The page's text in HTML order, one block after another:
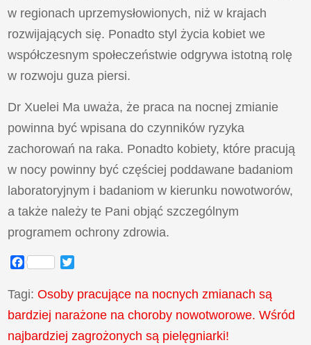
w regionach uprzemysłowionych, niż w krajach
rozwijających się. Ponadto styl życia kobiet we
współczesnym społeczeństwie odgrywa istotną rolę
w rozwoju guza piersi.
Dr Xuelei Ma uważa, że praca na nocnej zmianie
powinna być wpisana do czynników ryzyka
zachorowań na raka. Ponadto kobiety, które pracują
w nocy powinny być częściej poddawane badaniom
laboratoryjnym i badaniom w kierunku nowotworów,
a także należy te Pani objąć szczególnym
programem ochrony zdrowia.
Facebook
Tagi:Osoby pracujące na nocnych zmianach są
bardziej narażone na choroby nowotworowe. Wśród
najbardziej zagrożonych są pielęgniarki!